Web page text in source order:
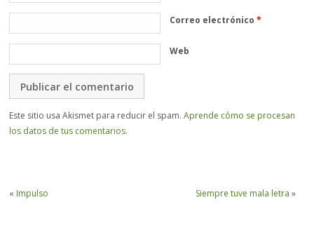
Correo electrónico*
Web
Este sitio usa Akismet para reducir el spam.Aprende cómo se procesan
los datos de tus comentarios.
« Impulso Siempre tuve mala letra »